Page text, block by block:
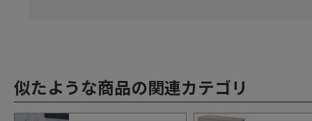
似たような商品の関連カテゴリ